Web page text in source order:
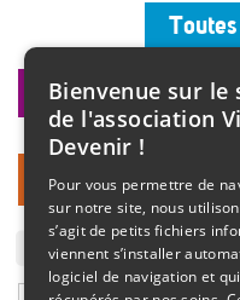
accueillaient les invités
ambiance musicale
musiciens. Christine
depuis sa création, est
>>Lire la suite
Inscrivez-
J'accepte de
de l'association
Bienvenue sur le
de l'association
Devenir !
Pour vous permettre de
sur notre site, nous
s’agit de petits fichiers
viennent s’installer
logiciel de navigation et